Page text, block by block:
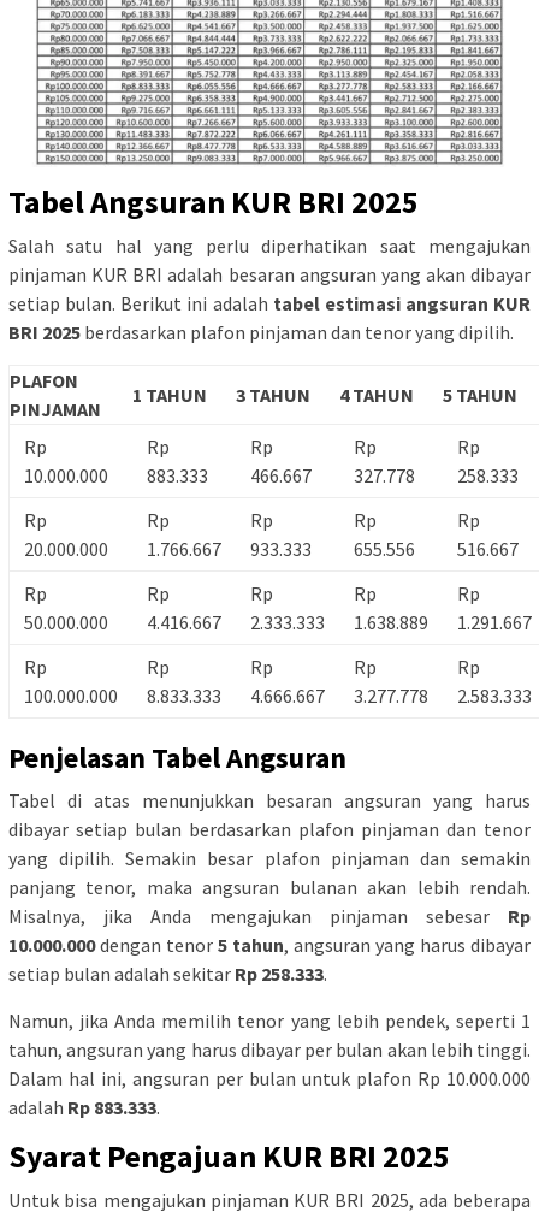
Tabel Angsuran KUR BRI 2025
Salah satu hal yang perlu diperhatikan saat mengajukan
pinjaman KUR BRI adalah besaran angsuran yang akan dibayar
setiap bulan. Berikut ini adalah tabel estimasi angsuran KUR
BRI 2025 berdasarkan plafon pinjaman dan tenor yang dipilih.
PLAFON
PINJAMAN
1 TAHUN 3 TAHUN 4 TAHUN 5 TAHUN
Rp
10.000.000
Rp
883.333
Rp
466.667
Rp
327.778
Rp
258.333
Rp
20.000.000
Rp
1.766.667
Rp
933.333
Rp
655.556
Rp
516.667
Rp
50.000.000
Rp
4.416.667
Rp
2.333.333
Rp
1.638.889
Rp
1.291.667
Rp
100.000.000
Rp
8.833.333
Rp
4.666.667
Rp
3.277.778
Rp
2.583.333
Penjelasan Tabel Angsuran
Tabel di atas menunjukkan besaran angsuran yang harus
dibayar setiap bulan berdasarkan plafon pinjaman dan tenor
yang dipilih. Semakin besar plafon pinjaman dan semakin
panjang tenor, maka angsuran bulanan akan lebih rendah.
Misalnya, jika Anda mengajukan pinjaman sebesar Rp
10.000.000dengan tenor 5 tahun, angsuran yang harus dibayar
setiap bulan adalah sekitar Rp 258.333.
Namun, jika Anda memilih tenor yang lebih pendek, seperti 1
tahun, angsuran yang harus dibayar per bulan akan lebih tinggi.
Dalam hal ini, angsuran per bulan untuk plafon Rp 10.000.000
adalah Rp 883.333.
Syarat Pengajuan KUR BRI 2025
Untuk bisa mengajukan pinjaman KUR BRI 2025, ada beberapa